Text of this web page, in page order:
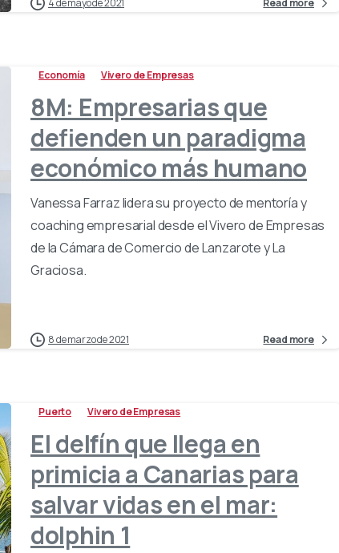
Read more
Economía Vivero de Empresas
8M: Empresarias que
defienden un paradigma
económico más humano
Vanessa Farraz lidera su proyecto de mentoría y
coaching empresarial desde el Vivero de Empresas
de la Cámara de Comercio de Lanzarote y La
Graciosa.
8 de marzo de 2021 Read more
Puerto Vivero de Empresas
El delfín que llega en
primicia a Canarias para
salvar vidas en el mar:
dolphin 1